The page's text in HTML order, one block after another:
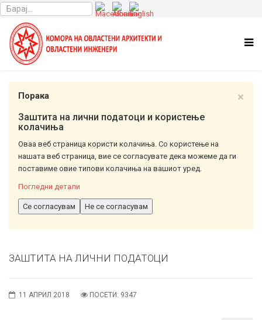
×
Порака
Заштита на лични податоци и користење
колачиња
Оваа веб страница користи колачиња. Со користење на
нашата веб страница, вие се согласувате дека можеме да ги
поставиме овие типови колачиња на вашиот уред.
Погледни детали
Се согласувам Не се согласувам
ЗАШТИТА НА ЛИЧНИ ПОДАТОЦИ
11 АПРИЛ 2018 ПОСЕТИ: 9347